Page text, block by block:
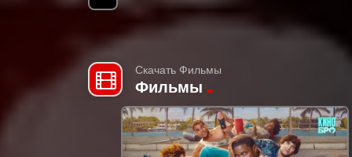
Скачать Фильмы
Фильмы